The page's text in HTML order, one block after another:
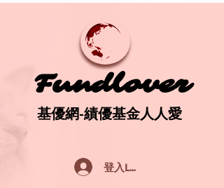
Fundlover
Fundlover
基優網-績優基金人人愛
基優網-績優基金人人愛
登入Log In